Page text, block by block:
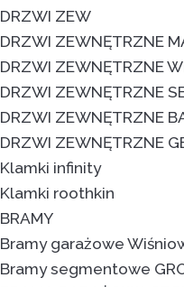
DRZWI ZEW
DRZWI ZEWNĘTRZNE
DRZWI ZEWNĘTRZNE
DRZWI ZEWNĘTRZNE
DRZWI ZEWNĘTRZNE
DRZWI ZEWNĘTRZNE
Klamki infinity
Klamki roothkin
BRAMY
Bramy garażowe
Bramy segmentowe